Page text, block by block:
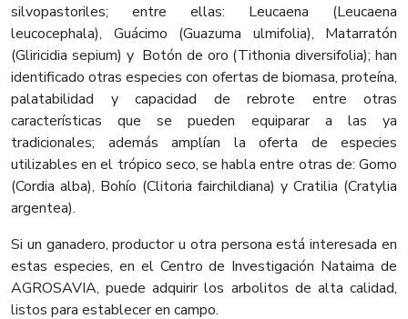
silvopastoriles; entre ellas: Leucaena (Leucaena
leucocephala), Guácimo (Guazuma ulmifolia), Matarratón
(Gliricidia sepium) y Botón de oro (Tithonia diversifolia); han
identificado otras especies con ofertas de biomasa, proteína,
palatabilidad y capacidad de rebrote entre otras
características que se pueden equiparar a las ya
tradicionales; además amplían la oferta de especies
utilizables en el trópico seco, se habla entre otras de: Gomo
(Cordia alba), Bohío (Clitoria fairchildiana) y Cratilia (Cratylia
argentea).
Si un ganadero, productor u otra persona está interesada en
estas especies, en el Centro de Investigación Nataima de
AGROSAVIA, puede adquirir los arbolitos de alta calidad,
listos para establecer en campo.